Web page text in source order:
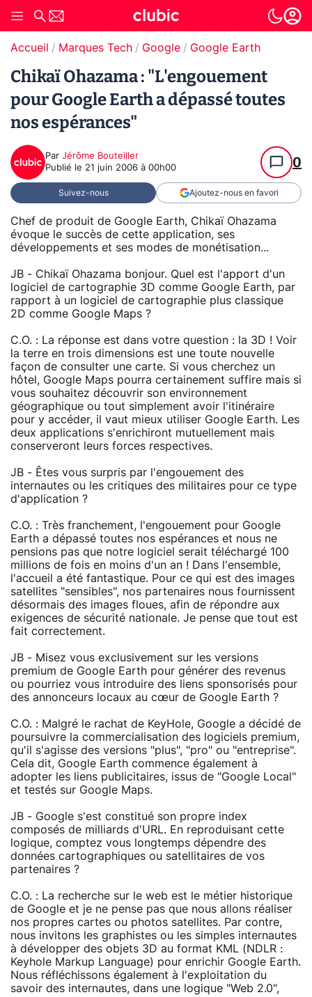
Accueil Marques Tech Google Google Earth
Chikaï Ohazama : "L'engouement
pour Google Earth a dépassé toutes
nos espérances"
Par Jérôme Bouteiller
Publié le 21 juin 2006 à 00h00 0
Suivez-nous Ajoutez-nous en favori
Chef de produit de Google Earth, Chikaï Ohazama
évoque le succès de cette application, ses
développements et ses modes de monétisation...
JB - Chikaï Ohazama bonjour. Quel est l'apport d'un
logiciel de cartographie 3D comme Google Earth, par
rapport à un logiciel de cartographie plus classique
2D comme Google Maps ?
C.O. : La réponse est dans votre question : la 3D ! Voir
la terre en trois dimensions est une toute nouvelle
façon de consulter une carte. Si vous cherchez un
hôtel, Google Maps pourra certainement suffire mais si
vous souhaitez découvrir son environnement
géographique ou tout simplement avoir l'itinéraire
pour y accéder, il vaut mieux utiliser Google Earth. Les
deux applications s'enrichiront mutuellement mais
conserveront leurs forces respectives.
JB - Êtes vous surpris par l'engouement des
internautes ou les critiques des militaires pour ce type
d'application ?
C.O. : Très franchement, l'engouement pour Google
Earth a dépassé toutes nos espérances et nous ne
pensions pas que notre logiciel serait téléchargé 100
millions de fois en moins d'un an ! Dans l'ensemble,
l'accueil a été fantastique. Pour ce qui est des images
satellites "sensibles", nos partenaires nous fournissent
désormais des images floues, afin de répondre aux
exigences de sécurité nationale. Je pense que tout est
fait correctement.
JB - Misez vous exclusivement sur les versions
premium de Google Earth pour générer des revenus
ou pourriez vous introduire des liens sponsorisés pour
des annonceurs locaux au cœur de Google Earth ?
C.O. : Malgré le rachat de KeyHole, Google a décidé de
poursuivre la commercialisation des logiciels premium,
qu'il s'agisse des versions "plus", "pro" ou "entreprise".
Cela dit, Google Earth commence également à
adopter les liens publicitaires, issus de "Google Local"
et testés sur Google Maps.
JB - Google s'est constitué son propre index
composés de milliards d'URL. En reproduisant cette
logique, comptez vous longtemps dépendre des
données cartographiques ou satellitaires de vos
partenaires ?
C.O. : La recherche sur le web est le métier historique
de Google et je ne pense pas que nous allons réaliser
nos propres cartes ou photos satellites. Par contre,
nous invitons les graphistes ou les simples internautes
à développer des objets 3D au format KML (NDLR :
Keyhole Markup Language) pour enrichir Google Earth.
Nous réfléchissons également à l'exploitation du
savoir des internautes, dans une logique "Web 2.0",